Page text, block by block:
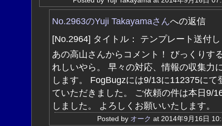
No.2963のYuji Takayamaさんへの返信
[No.2964] タイトル： テンプレート送付
あの高山さんからコメント！ びっくりす
れしいやら。 早々の対応、情報の収集力
します。 FogBugzには9/13に112375にて
ていただきました。 ご依頼の件は本日9/
しました。 よろしくお願いいたします。
Posted by オーク at 2014年9月16日